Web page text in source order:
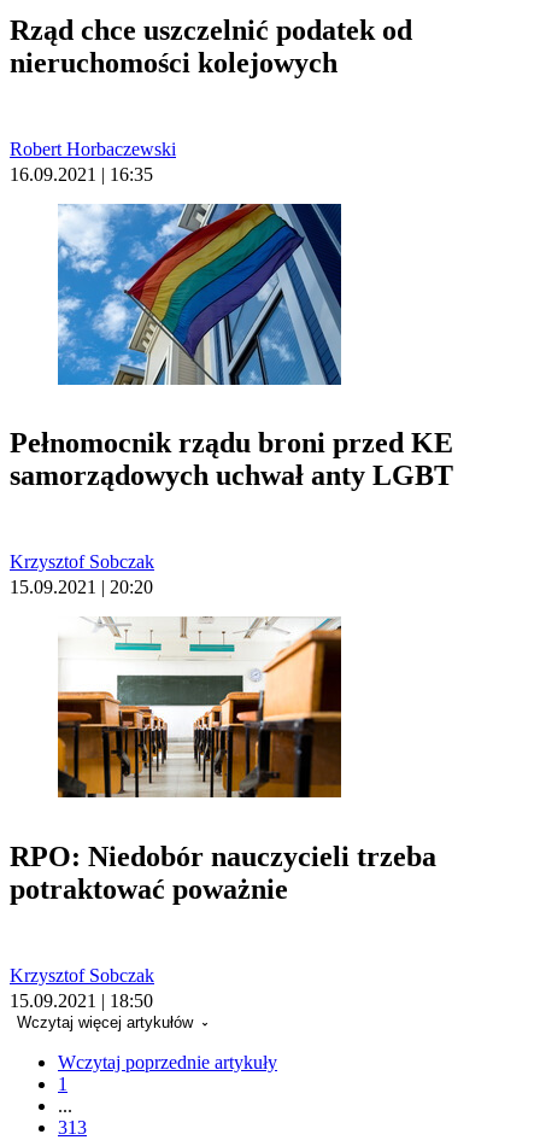
Rząd chce uszczelnić podatek od
nieruchomości kolejowych
Robert Horbaczewski
16.09.2021 | 16:35
Pełnomocnik rządu broni przed KE
samorządowych uchwał anty LGBT
Krzysztof Sobczak
15.09.2021 | 20:20
RPO: Niedobór nauczycieli trzeba
potraktować poważnie
Krzysztof Sobczak
15.09.2021 | 18:50
Wczytaj więcej artykułów
Wczytaj poprzednie artykuły
1
...
313